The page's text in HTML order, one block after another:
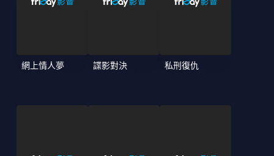
網上情人夢 諜影對決 私刑復仇